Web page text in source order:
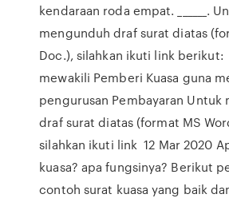
kendaraan roda empat. ______.
mengunduh draf surat diatas
Doc.), silahkan ikuti link
mewakili Pemberi Kuasa guna
pengurusan Pembayaran Untuk
draf surat diatas (format MS
silahkan ikuti link 12 Mar 2020
kuasa? apa fungsinya? Berikut
contoh surat kuasa yang baik